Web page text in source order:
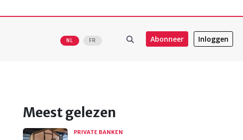
NL FR Abonneer Inloggen
Meest gelezen
PRIVATE BANKEN